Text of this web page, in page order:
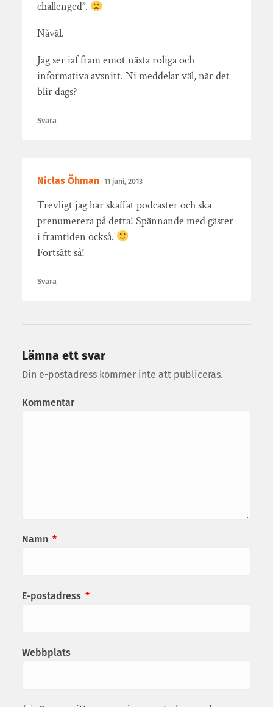
challenged”.
Nåväl.
Jag ser iaf fram emot nästa roliga och
informativa avsnitt. Ni meddelar väl, när det
blir dags?
Svara
Niclas Öhman 11 juni, 2013
Trevligt jag har skaffat podcaster och ska
prenumerera på detta! Spännande med gäster
i framtiden också.
Fortsätt så!
Svara
Lämna ett svar
Din e-postadress kommer inte att publiceras.
Kommentar
Namn *
E-postadress *
Webbplats